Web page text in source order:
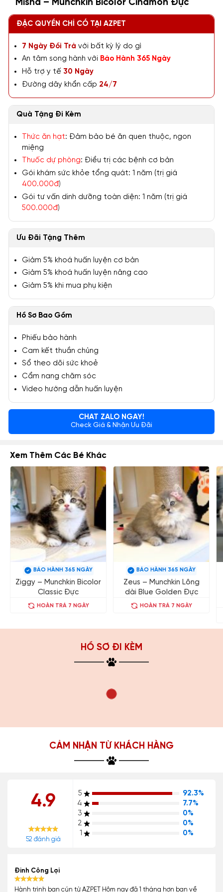
Misha – Munchkin Bicolor Cinamon Đực
ĐẶC QUYỀN CHỈ CÓ TẠI AZPET
7 Ngày Đổi Trả với bất kỳ lý do gì
An tâm song hành với Bảo Hành 365 Ngày
Hỗ trợ y tế 30 Ngày
Đường dây khẩn cấp 24/7
Quà Tặng Đi Kèm
Thức ăn hạt: Đảm bảo bé ăn quen thuộc, ngon
miệng
Thuốc dự phòng: Điều trị các bệnh cơ bản
Gói khám sức khỏe tổng quát: 1 năm (trị giá
400.000đ)
Gói tư vấn dinh dưỡng toàn diện: 1 năm (trị giá
500.000đ)
Ưu Đãi Tặng Thêm
Giảm 5% khoá huấn luyện cơ bản
Giảm 5% khoá huấn luyện nâng cao
Giảm 5% khi mua phụ kiện
Hồ Sơ Bao Gồm
Phiếu bảo hành
Cam kết thuần chủng
Sổ theo dõi sức khoẻ
Cẩm nang chăm sóc
Video hướng dẫn huấn luyện
CHAT ZALO NGAY!
Check Giá & Nhận Ưu Đãi
Xem Thêm Các Bé Khác
BẢO HÀNH 365 NGÀY
Ziggy – Munchkin Bicolor
Classic Đực
HOÀN TRẢ 7 NGÀY
BẢO HÀNH 365 NGÀY
Zeus – Munchkin Lông
dài Blue Golden Đực
HOÀN TRẢ 7 NGÀY
HỒ SƠ ĐI KÈM
CẢM NHẬN TỪ KHÁCH HÀNG
4.9
52 đánh giá
5
92.3%
4
7.7%
3
0%
2
0%
1
0%
Đinh Công Lợi
Hành trình bạn cún từ AZPET Hôm nay đã 1 tháng hơn bạn về